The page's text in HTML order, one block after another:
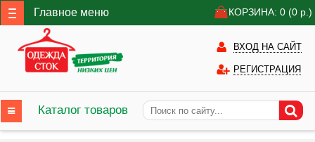
Главное меню КОРЗИНА: 0 (0 р.)
ВХОД НА САЙТ
РЕГИСТРАЦИЯ
Каталог товаров